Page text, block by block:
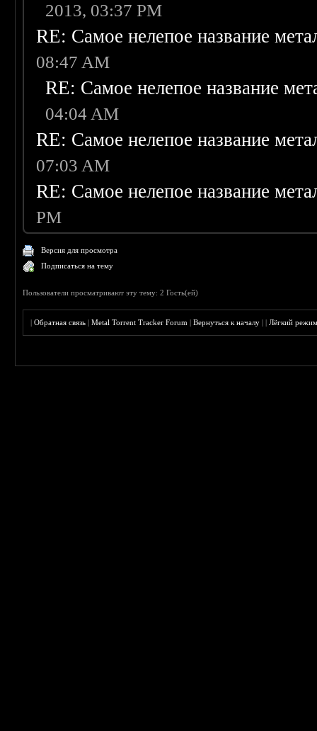
2013, 03:37 PM
RE: Самое нелепое название
08:47 AM
RE: Самое нелепое название
04:04 AM
RE: Самое нелепое название
07:03 AM
RE: Самое нелепое название
PM
Версия для просмотра
Подписаться на тему
Пользователи просматривают эту тему: 2 Гость(ей)
|Обратная связь |Metal Torrent Tracker Forum |Вернуться к началу ||Лёгкий